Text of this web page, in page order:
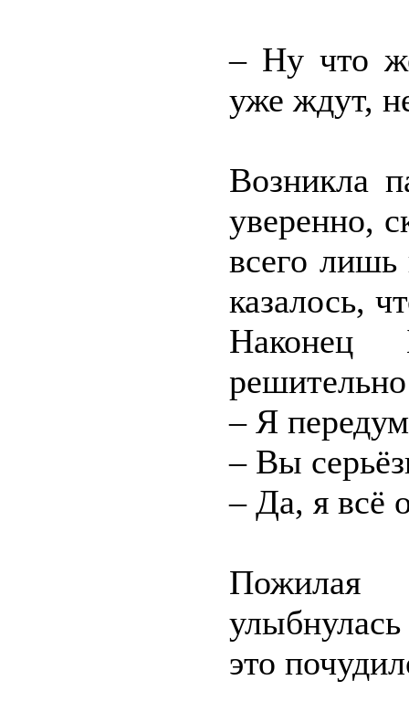
– Ну что
уже ждут,
Возникла
уверенно,
всего лишь
казалось,
Наконец
решительно
– Я
– Вы
– Да, я всё
Пожилая
это